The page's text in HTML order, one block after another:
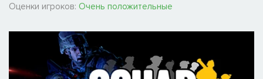
Оценки игроков: Очень положительные